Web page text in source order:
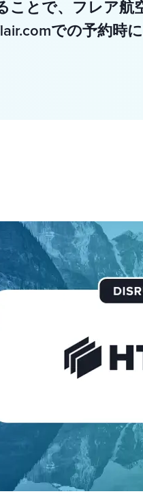
ことで、フレア航
での予約時